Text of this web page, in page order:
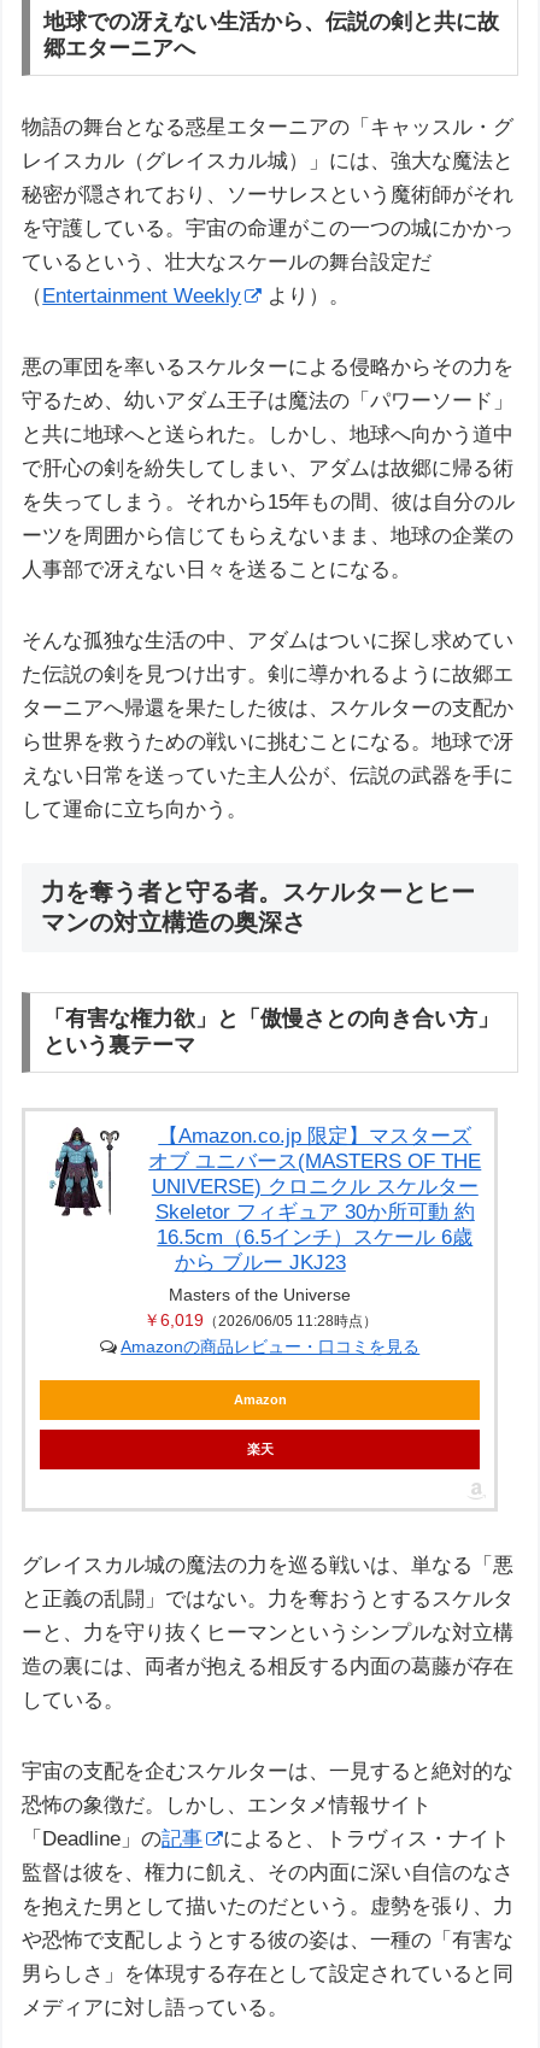
地球での冴えない生活から、伝説の剣と共に故
郷エターニアへ
物語の舞台となる惑星エターニアの「キャッスル・グ
レイスカル（グレイスカル城）」には、強大な魔法と
秘密が隠されており、ソーサレスという魔術師がそれ
を守護している。宇宙の命運がこの一つの城にかかっ
ているという、壮大なスケールの舞台設定だ
（ Entertainment Weekly より）。
悪の軍団を率いるスケルターによる侵略からその力を
守るため、幼いアダム王子は魔法の「パワーソード」
と共に地球へと送られた。しかし、地球へ向かう道中
で肝心の剣を紛失してしまい、アダムは故郷に帰る術
を失ってしまう。それから15年もの間、彼は自分のル
ーツを周囲から信じてもらえないまま、地球の企業の
人事部で冴えない日々を送ることになる。
そんな孤独な生活の中、アダムはついに探し求めてい
た伝説の剣を見つけ出す。剣に導かれるように故郷エ
ターニアへ帰還を果たした彼は、スケルターの支配か
ら世界を救うための戦いに挑むことになる。地球で冴
えない日常を送っていた主人公が、伝説の武器を手に
して運命に立ち向かう。
力を奪う者と守る者。スケルターとヒー
マンの対立構造の奥深さ
「有害な権力欲」と「傲慢さとの向き合い方」
という裏テーマ
【Amazon.co.jp 限定】マスターズ
オブ ユニバース(MASTERS OF THE
UNIVERSE) クロニクル スケルター
Skeletor フィギュア 30か所可動 約
16.5cm（6.5インチ）スケール 6歳
から ブルー JKJ23
Masters of the Universe
￥6,019（2026/06/05 11:28時点）
Amazonの商品レビュー・口コミを見る
Amazon
楽天
グレイスカル城の魔法の力を巡る戦いは、単なる「悪
と正義の乱闘」ではない。力を奪おうとするスケルタ
ーと、力を守り抜くヒーマンというシンプルな対立構
造の裏には、両者が抱える相反する内面の葛藤が存在
している。
宇宙の支配を企むスケルターは、一見すると絶対的な
恐怖の象徴だ。しかし、エンタメ情報サイト
「Deadline」の記事
によると、トラヴィス・ナイト
監督は彼を、権力に飢え、その内面に深い自信のなさ
を抱えた男として描いたのだという。虚勢を張り、力
や恐怖で支配しようとする彼の姿は、一種の「有害な
男らしさ」を体現する存在として設定されていると同
メディアに対し語っている。